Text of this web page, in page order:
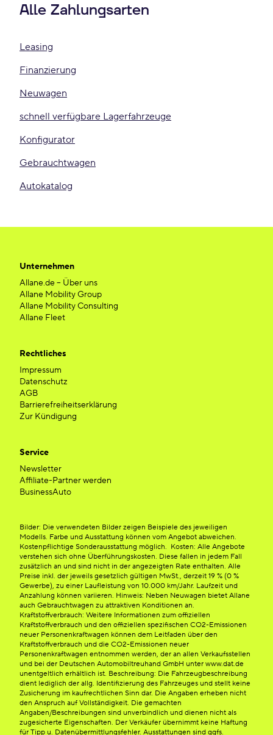
Alle Zahlungsarten
Leasing
Finanzierung
Neuwagen
schnell verfügbare Lagerfahrzeuge
Konfigurator
Gebrauchtwagen
Autokatalog
Unternehmen
Allane.de – Über uns
Allane Mobility Group
Allane Mobility Consulting
Allane Fleet
Rechtliches
Impressum
Datenschutz
AGB
Barrierefreiheitserklärung
Zur Kündigung
Service
Newsletter
Affiliate-Partner werden
BusinessAuto
Bilder: Die verwendeten Bilder zeigen Beispiele des jeweiligen
Modells. Farbe und Ausstattung können vom Angebot abweichen.
Kostenpflichtige Sonderausstattung möglich. Kosten: Alle Angebote
verstehen sich ohne Überführungskosten. Diese fallen in jedem Fall
zusätzlich an und sind nicht in der angezeigten Rate enthalten. Alle
Preise inkl. der jeweils gesetzlich gültigen MwSt., derzeit 19 % (0 %
Gewerbe), zu einer Laufleistung von 10.000 km/Jahr. Laufzeit und
Anzahlung können variieren. Hinweis: Neben Neuwagen bietet Allane
auch Gebrauchtwagen zu attraktiven Konditionen an.
Kraftstoffverbrauch: Weitere Informationen zum offiziellen
Kraftstoffverbrauch und den offiziellen spezifischen CO2-Emissionen
neuer Personenkraftwagen können dem Leitfaden über den
Kraftstoffverbrauch und die CO2-Emissionen neuer
Personenkraftwagen entnommen werden, der an allen Verkaufsstellen
und bei der Deutschen Automobiltreuhand GmbH unter www.dat.de
unentgeltlich erhältlich ist. Beschreibung: Die Fahrzeugbeschreibung
dient lediglich der allg. Identifizierung des Fahrzeuges und stellt keine
Zusicherung im kaufrechtlichen Sinn dar. Die Angaben erheben nicht
den Anspruch auf Vollständigkeit. Die gemachten
Angaben/Beschreibungen sind unverbindlich und dienen nicht als
zugesicherte Eigenschaften. Der Verkäufer übernimmt keine Haftung
für Tipp u. Datenübermittlungsfehler. Ausstattungen sind ggfs.